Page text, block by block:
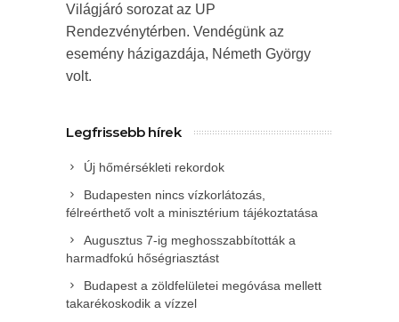
Világjáró sorozat az UP
Rendezvénytérben. Vendégünk az
esemény házigazdája, Németh György
volt.
Legfrissebb hírek
Új hőmérsékleti rekordok
Budapesten nincs vízkorlátozás,
félreérthető volt a minisztérium tájékoztatása
Augusztus 7-ig meghosszabbították a
harmadfokú hőségriasztást
Budapest a zöldfelületei megóvása mellett
takarékoskodik a vízzel